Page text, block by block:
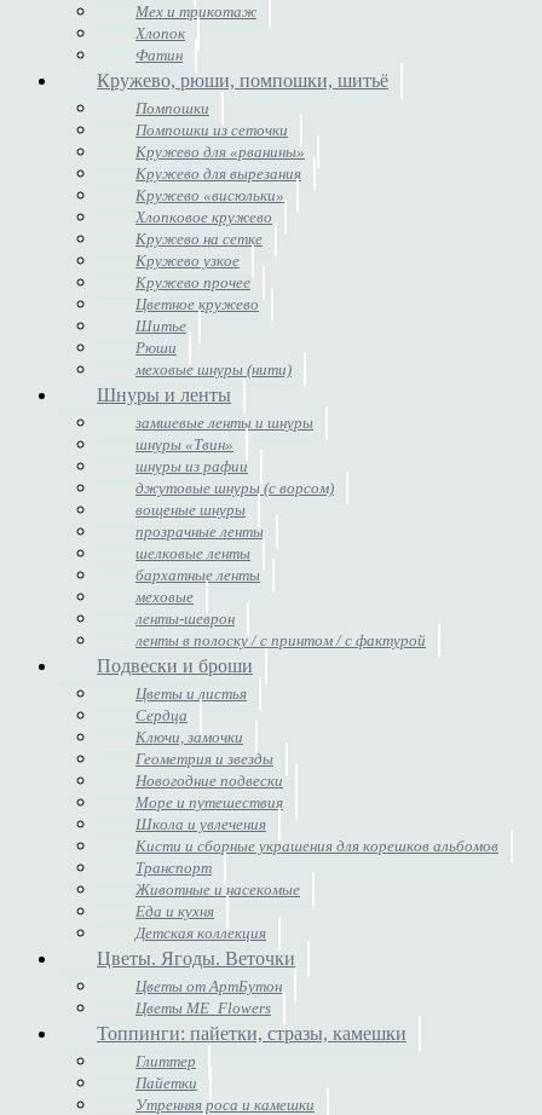
Мех и трикотаж
Хлопок
Фатин
Кружево, рюши, помпошки, шитьё
Помпошки
Помпошки из сеточки
Кружево для «рванины»
Кружево для вырезания
Кружево «висюльки»
Хлопковое кружево
Кружево на сетке
Кружево узкое
Кружево прочее
Цветное кружево
Шитье
Рюши
меховые шнуры (нити)
Шнуры и ленты
замшевые ленты и шнуры
шнуры «Твин»
шнуры из рафии
джутовые шнуры (с ворсом)
вощеные шнуры
прозрачные ленты
шелковые ленты
бархатные ленты
меховые
ленты-шеврон
ленты в полоску / с принтом / с фактурой
Подвески и броши
Цветы и листья
Сердца
Ключи, замочки
Геометрия и звезды
Новогодние подвески
Море и путешествия
Школа и увлечения
Кисти и сборные украшения для корешков альбомов
Транспорт
Животные и насекомые
Еда и кухня
Детская коллекция
Цветы. Ягоды. Веточки
Цветы от АртБутон
Цветы ME_Flowers
Топпинги: пайетки, стразы, камешки
Глиттер
Пайетки
Утренняя роса и камешки